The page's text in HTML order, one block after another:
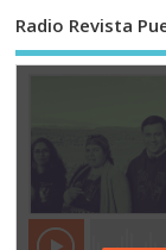
Radio Revista